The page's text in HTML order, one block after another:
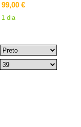
99,00 €
1 dia